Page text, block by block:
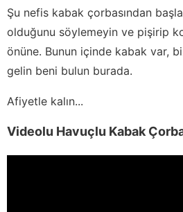
Şu nefis kabak çorbasından
olduğunu söylemeyin ve pişirip
önüne. Bunun içinde kabak var,
gelin beni bulun burada.
Afiyetle kalın...
Videolu Havuçlu Kabak